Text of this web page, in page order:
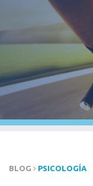
BLOG PSICOLOGÍA